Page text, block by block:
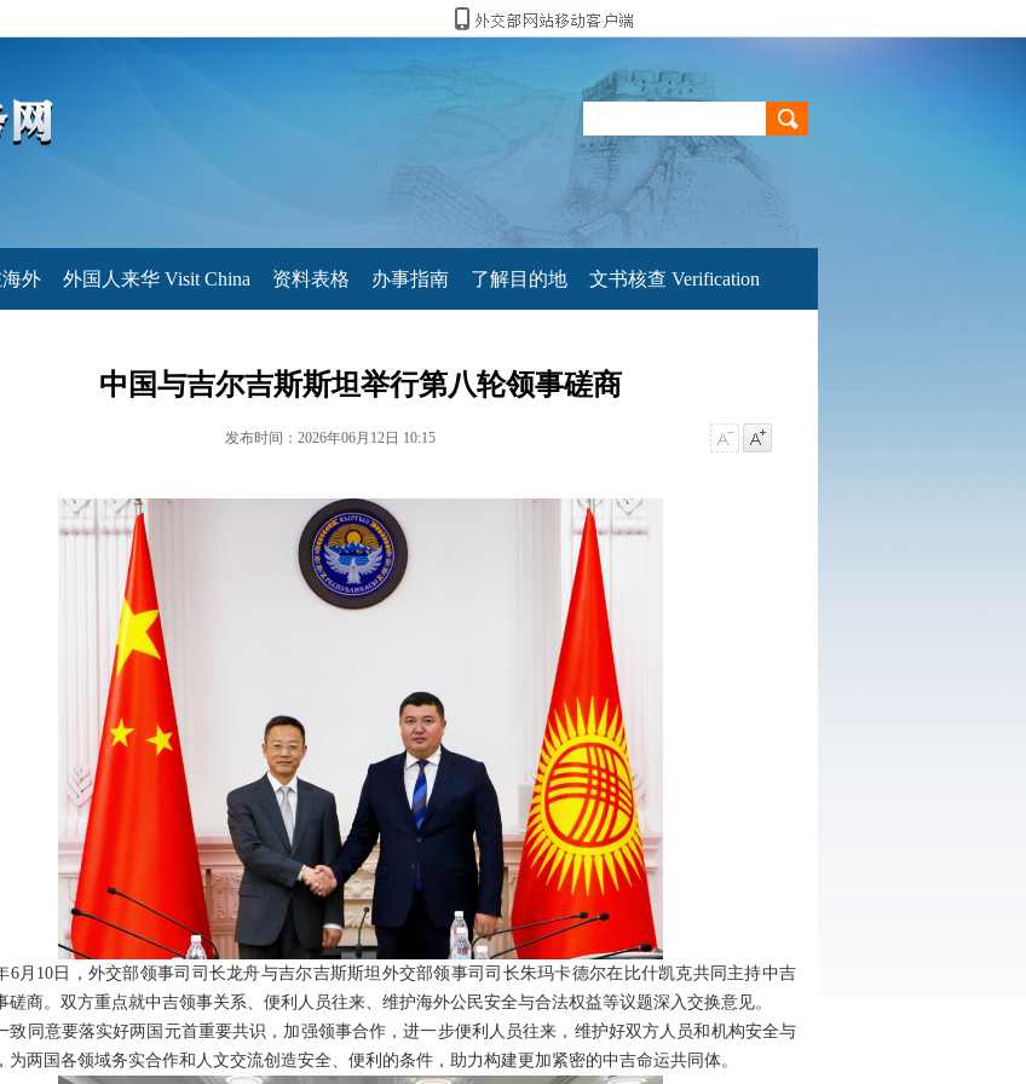
外 外国人来华 Visit China 资料表格 办事指南 了解目的地 文书核查 Verification
中国与吉尔吉斯斯坦举行第八轮领事磋商
发布时间：2026年06月12日 10:15
6月10日，外交部领事司司长龙舟与吉尔吉斯斯坦外交部领事司司长朱玛卡德尔在比什凯克共同主持中吉
磋商。双方重点就中吉领事关系、便利人员往来、维护海外公民安全与合法权益等议题深入交换意见。
致同意要落实好两国元首重要共识，加强领事合作，进一步便利人员往来，维护好双方人员和机构安全与
为两国各领域务实合作和人文交流创造安全、便利的条件，助力构建更加紧密的中吉命运共同体。